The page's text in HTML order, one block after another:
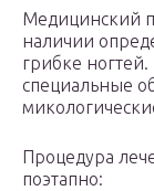
Медицинский
наличии
грибке
специальные
Процедура
поэтапно: